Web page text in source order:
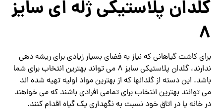
گلدان پلاستیکی ژله ای سایز
8
برای کاشت گیاهانی که نیاز به فضای بسیار زیادی برای ریشه دهی
ندارند، گلدان پلاستیکی سایز 8 می تواند بهترین انتخاب برای شما
باشد. این دسته از گلدانها که از بهترین مواد اولیه تهیه شده اند
می توانند بهترین انتخاب برای تمامی افرادی باشند که می خواهند
در خانه یا در اتاق خود نسبت به نگهداری یک گیاه اقدام کنند.